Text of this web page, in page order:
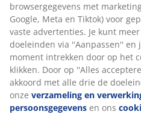
browsergegevens met
Google, Meta en Tiktok) voor
vaste advertenties. Je kunt
doeleinden via ''Aanpassen'' en
moment intrekken door op het
klikken. Door op ''Alles
akkoord met alle drie de
onze verzameling en
persoonsgegevens en ons